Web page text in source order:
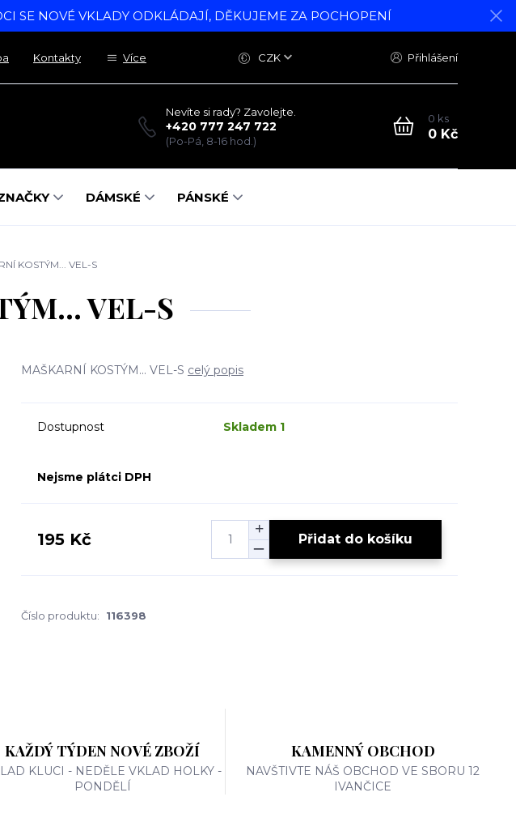
SE NOVÉ VKLADY ODKLÁDAJÍ, DĚKUJEME ZA POCHOPENÍ
Kontakty Více CZK Přihlášení
Nevíte si rady? Zavolejte.
+420 777 247 722
(Po-Pá, 8-16 hod.)
0 ks
0 Kč
DÁMSKÉ PÁNSKÉ
KOSTÝM... VEL-S
VEL-S
MAŠKARNÍ KOSTÝM... VEL-S celý popis
Dostupnost Skladem 1
Nejsme plátci DPH
195 Kč Přidat do košíku
Číslo produktu: 116398
KAŽDÝ TÝDEN NOVÉ ZBOŽÍ
KLUCI - NEDĚLE VKLAD HOLKY -
PONDĚLÍ
KAMENNÝ OBCHOD
NAVŠTIVTE NÁŠ OBCHOD VE SBORU 12
IVANČICE